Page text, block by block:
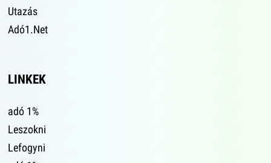
Utazás
Adó1.Net
LINKEK
adó 1%
Leszokni
Lefogyni